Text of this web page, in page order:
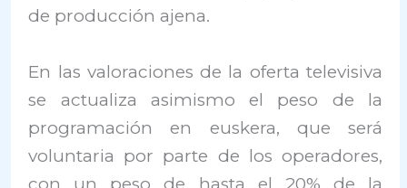
de producción ajena.
En las valoraciones de la oferta televisiva
se actualiza asimismo el peso de la
programación en euskera, que será
voluntaria por parte de los operadores,
con un peso de hasta el 20% de la